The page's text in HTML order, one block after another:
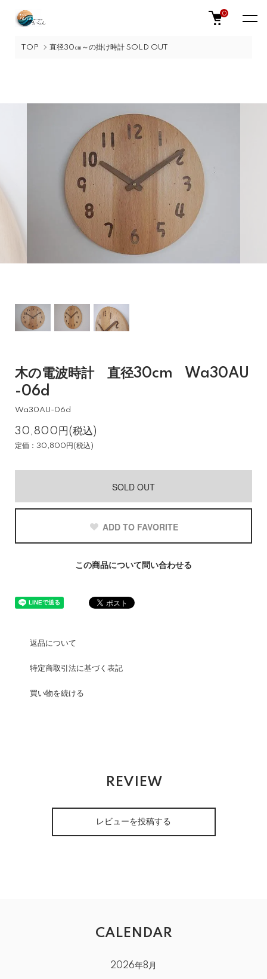
0
TOP 直径30㎝～の掛け時計 SOLD OUT
木の電波時計 直径30cm Wa30AU
-06d
Wa30AU-06d
30,800円(税込)
定価：30,800円(税込)
SOLD OUT
ADD TO FAVORITE
この商品について問い合わせる
返品について
特定商取引法に基づく表記
買い物を続ける
REVIEW
レビューを投稿する
CALENDAR
2026年8月